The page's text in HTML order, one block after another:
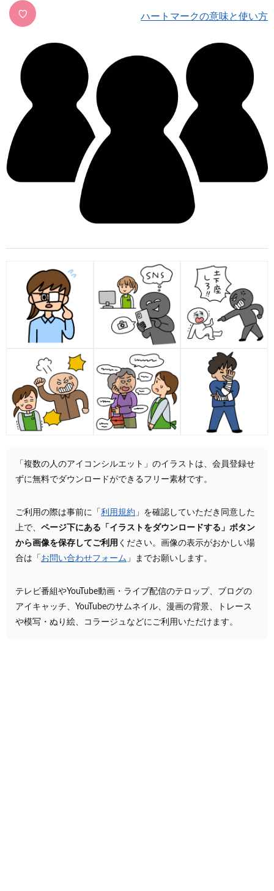
♡ ハートマークの意味と使い方
「複数の人のアイコンシルエット」のイラストは、会員登録せ
ずに無料でダウンロードができるフリー素材です。
ご利用の際は事前に「 利用規約 」を確認していただき同意した
上で、 ページ下にある「イラストをダウンロードする」ボタン
から画像を保存してご利用 ください。画像の表示がおかしい場
合は「 お問い合わせフォーム 」までお願いします。
テレビ番組やYouTube動画・ライブ配信のテロップ、ブログの
アイキャッチ、YouTubeのサムネイル、漫画の背景、トレース
や模写・ぬり絵、コラージュなどにご利用いただけます。